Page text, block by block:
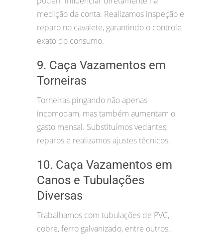
medição da conta. Realizamos inspeção e
reparo no cavalete, garantindo o controle
exato do consumo.
9. Caça Vazamentos em
Torneiras
Torneiras pingando não apenas
incomodam, mas também aumentam o
gasto mensal. Substituímos vedantes,
reparos e realizamos ajustes técnicos.
10. Caça Vazamentos em
Canos e Tubulações
Diversas
Trabalhamos com tubulações de PVC,
cobre, ferro galvanizado, entre outros.